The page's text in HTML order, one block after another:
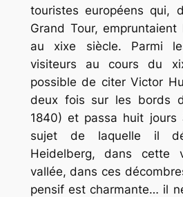
touristes européens qui,
Grand Tour,
au xixe siècle. Parmi
visiteurs au cours du
possible de citer Victor
deux fois sur les bords
1840) et passa huit jours
sujet de laquelle il
Heidelberg, dans cette
vallée, dans ces
pensif est charmante… il